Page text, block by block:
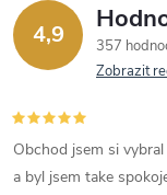
4,9
357
Zobrazit
Obchod jsem si
a byl jsem take